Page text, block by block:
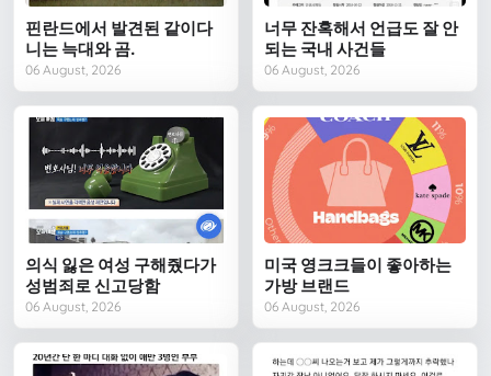
핀란드에서 발견된 같이다
니는 늑대와 곰.
06 August, 2026
너무 잔혹해서 언급도 잘 안
되는 국내 사건들
06 August, 2026
의식 잃은 여성 구해줬다가
성범죄로 신고당함
06 August, 2026
미국 영크크들이 좋아하는
가방 브랜드
06 August, 2026